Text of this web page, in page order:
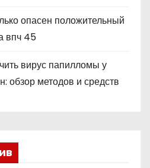
опасен положительный
впч 45
вирус папилломы у
обзор методов и средств